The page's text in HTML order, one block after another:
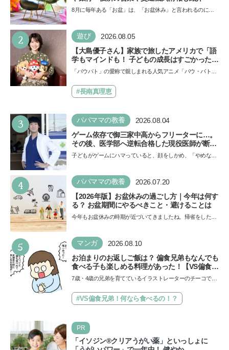
8月に毎年ある「お盆」は、「お盆休み」と言われるのに祝
盆…
2 遊び 2026.08.05
【大島優子さん】家族で旅したアメリカで「語
学もマインドも！ 子どもの成長はすごかった」
声優をつとめた映画『パウ・パトロール ザ・ダ
できると子どもに知ってほしい
「パウパト」の愛称で親しまれる人気アニメ「パウ・パトロ
ザ…#長南真理恵
3 パパママの教養 2026.08.04
ゲーム依存で御三家中高からフリーターに…。
その後、医学部へ逆転合格した現役医師が断言
「ゲームの経験が受験勉強に役立った」そう考
子どもがゲームにハマっていると、顔をしかめ、「やめなさ
い…
4 パパママの教養 2026.07.20
【2026年版】お盆休みの過ごし方｜今年は何す
る？ お盆期間にやるべきこと・避けることは
今年もお盆休みの時期が近づいてきましたね。帰省をした
が、…
5 マンガ 2026.08.10
お泊まりのお返しご飯は？ 偏食兄弟もなんでも
食べる子も楽しめる料理があった！【VS偏食兄
弟！何なら食べるの！？】vol.55
7歳・4歳の兄弟を育てているイラストレーターのチーコで
が…#VS偏食兄弟！何なら食べるの！？
PR
「イソジン®クリアうがい薬」といっしょに